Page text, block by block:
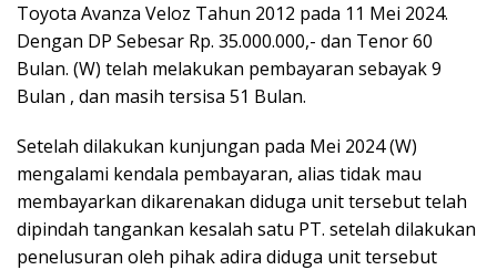
Toyota Avanza Veloz Tahun 2012 pada 11 Mei 2024.
Dengan DP Sebesar Rp. 35.000.000,- dan Tenor 60
Bulan. (W) telah melakukan pembayaran sebayak 9
Bulan , dan masih tersisa 51 Bulan.
Setelah dilakukan kunjungan pada Mei 2024 (W)
mengalami kendala pembayaran, alias tidak mau
membayarkan dikarenakan diduga unit tersebut telah
dipindah tangankan kesalah satu PT. setelah dilakukan
penelusuran oleh pihak adira diduga unit tersebut